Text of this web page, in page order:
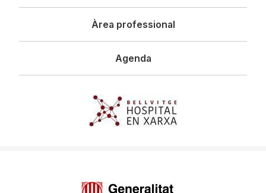
Àrea professional
Agenda